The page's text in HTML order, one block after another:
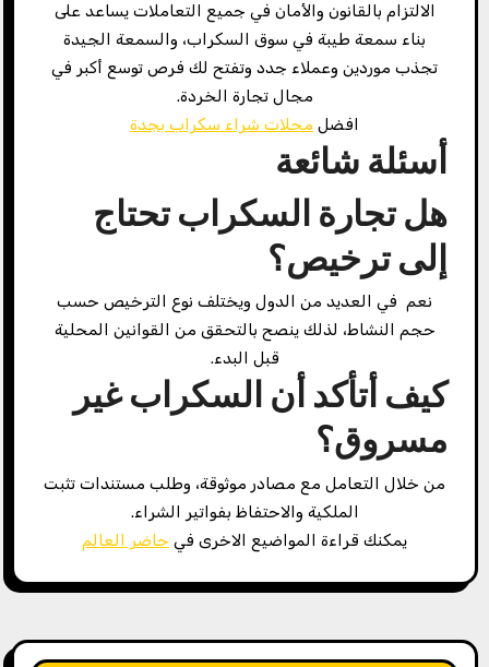
الالتزام بالقانون والأمان في جميع التعاملات يساعد على
بناء سمعة طيبة في سوق السكراب، والسمعة الجيدة
تجذب موردين وعملاء جدد وتفتح لك فرص توسع أكبر في
مجال تجارة الخردة.
افضل محلات شراء سكراب بجدة
أسئلة شائعة
هل تجارة السكراب تحتاج
إلى ترخيص؟
نعم في العديد من الدول ويختلف نوع الترخيص حسب
حجم النشاط، لذلك ينصح بالتحقق من القوانين المحلية
قبل البدء.
كيف أتأكد أن السكراب غير
مسروق؟
من خلال التعامل مع مصادر موثوقة، وطلب مستندات تثبت
الملكية والاحتفاظ بفواتير الشراء.
يمكنك قراءة المواضيع الاخرى في حاضر العالم